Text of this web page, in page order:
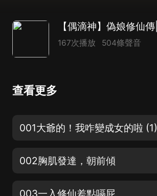
167次播放 504條聲音
查看更多
001大爺的！我咋變成女的啦 (1)
002胸肌發達，朝前傾
003一入修仙差點嗝屁